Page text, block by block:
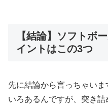
【結論】ソフトボ
イントはこの3つ
先に結論から言っちゃい
いろあるんですが、突き